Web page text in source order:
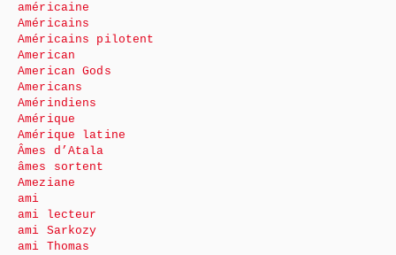
américaine
Américains
Américains pilotent
American
American Gods
Americans
Amérindiens
Amérique
Amérique latine
Âmes d’Atala
âmes sortent
Ameziane
ami
ami lecteur
ami Sarkozy
ami Thomas